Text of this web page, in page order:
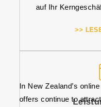
auf Ihr
>>
In New Zealand’s
offers continue to